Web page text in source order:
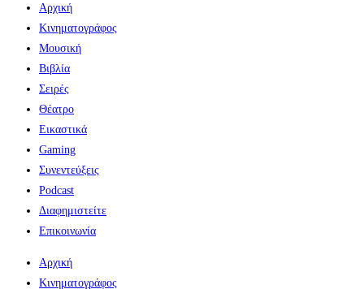
Αρχική
Κινηματογράφος
Μουσική
Βιβλία
Σειρές
Θέατρο
Εικαστικά
Gaming
Συνεντεύξεις
Podcast
Διαφημιστείτε
Επικοινωνία
Αρχική
Κινηματογράφος